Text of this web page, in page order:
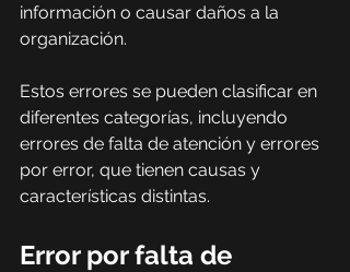
información o causar daños a la
organización.
Estos errores se pueden clasificar en
diferentes categorías, incluyendo
errores de falta de atención y errores
por error, que tienen causas y
características distintas.
Error por falta de